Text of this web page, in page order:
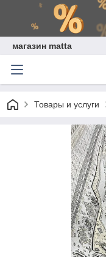
магазин matta
Товары и услуги